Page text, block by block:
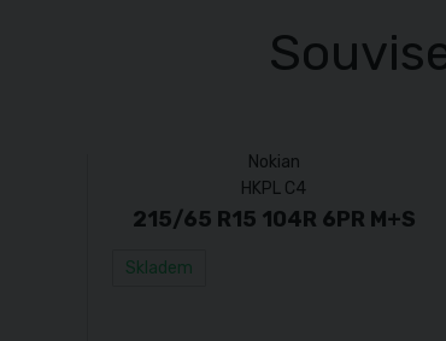
Nokian
HKPL C4
215/65 R15 104R 6PR M+S
Skladem